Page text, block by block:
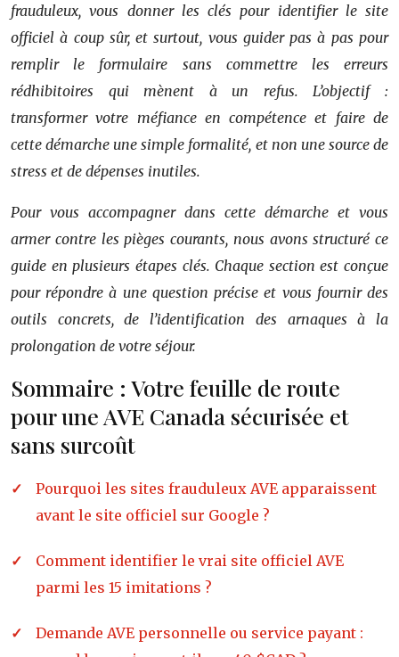
frauduleux, vous donner les clés pour identifier le site
officiel à coup sûr, et surtout, vous guider pas à pas pour
remplir le formulaire sans commettre les erreurs
rédhibitoires qui mènent à un refus. L’objectif :
transformer votre méfiance en compétence et faire de
cette démarche une simple formalité, et non une source de
stress et de dépenses inutiles.
Pour vous accompagner dans cette démarche et vous
armer contre les pièges courants, nous avons structuré ce
guide en plusieurs étapes clés. Chaque section est conçue
pour répondre à une question précise et vous fournir des
outils concrets, de l’identification des arnaques à la
prolongation de votre séjour.
Sommaire : Votre feuille de route
pour une AVE Canada sécurisée et
sans surcoût
Pourquoi les sites frauduleux AVE apparaissent
avant le site officiel sur Google ?
Comment identifier le vrai site officiel AVE
parmi les 15 imitations ?
Demande AVE personnelle ou service payant :